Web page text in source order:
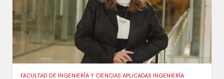
FACULTAD DE INGENIERÍA Y CIENCIAS APLICADAS INGENIERÍA